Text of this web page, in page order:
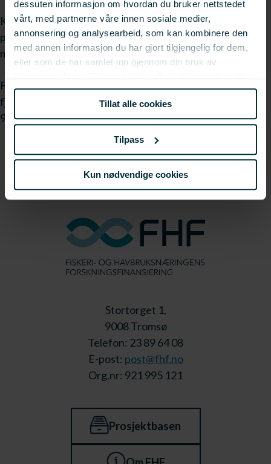
dessuten informasjon om hvordan du bruker nettstedet
vårt, med partnerne våre innen sosiale medier,
annonsering og analysearbeid, som kan kombinere den
med annen informasjon du har gjort tilgjengelig for dem,
eller som de har samlet inn gjennom din bruk av
tjenestene deres. Du samtykker vår bruk av nødvendige
informasjonskapsler ved å bruke nettstedet vårt.
Tillat alle cookies
Tilpass
Kun nødvendige cookies
Konferansen arrangeres i Tromsø fra 28.?29. november
på Rica Ishavshotell og programmet i detalj, samt
mulighet for å melde seg på, finner du på hjemmesiden
For mer informasjon, kontakt Linken er dessverre
fjernetMay Britt ManinLinken er dessverre fjernet. mob:
915 815 99
Stortorget 1,
9008 Tromsø
Telefon: 23 89 64 08
E-post: post@fhf.no
Org.nr: 921 995 121
Prosjektbasen